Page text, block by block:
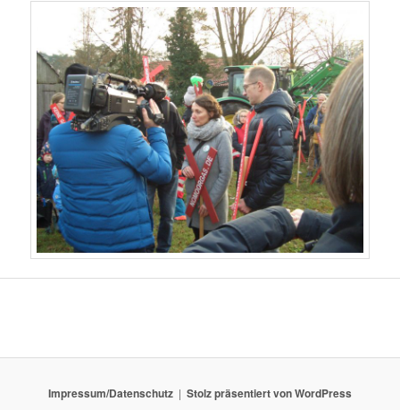
Impressum/Datenschutz Stolz präsentiert von WordPress